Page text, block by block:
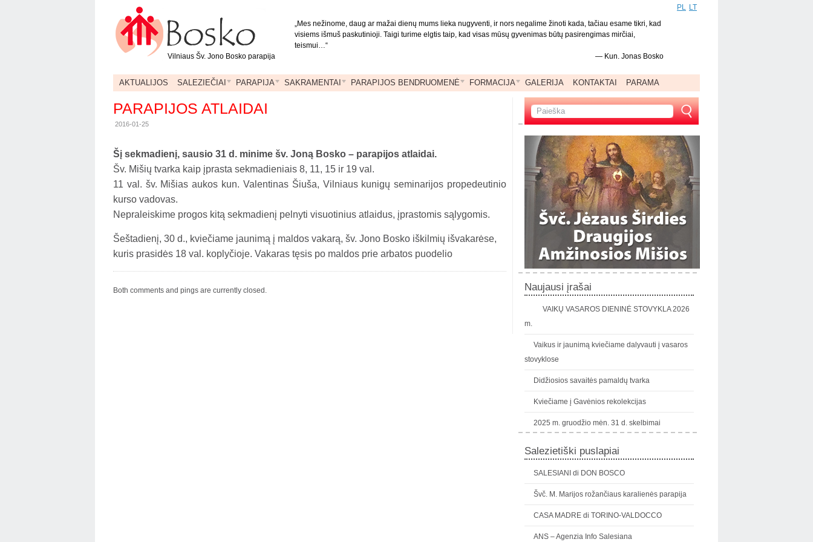
LT
PL
„Mes nežinome, daug ar mažai dienų mums lieka nugyventi, ir nors negalime žinoti kada, tačiau esame tikri, kad
visiems išmuš paskutinioji. Taigi turime elgtis taip, kad visas mūsų gyvenimas būtų pasirengimas mirčiai,
teismui…“
— Kun. Jonas Bosko
Vilniaus Šv. Jono Bosko parapija
AKTUALIJOS SALEZIEČIAI PARAPIJA SAKRAMENTAI PARAPIJOS BENDRUOMENĖ FORMACIJA GALERIJA KONTAKTAI PARAMA
PARAPIJOS ATLAIDAI
2016-01-25
Šį sekmadienį, sausio 31 d. minime šv. Joną Bosko – parapijos atlaidai.
Šv. Mišių tvarka kaip įprasta sekmadieniais 8, 11, 15 ir 19 val.
11 val. šv. Mišias aukos kun. Valentinas Šiuša, Vilniaus kunigų seminarijos propedeutinio
kurso vadovas.
Nepraleiskime progos kitą sekmadienį pelnyti visuotinius atlaidus, įprastomis sąlygomis.
Šeštadienį, 30 d., kviečiame jaunimą į maldos vakarą, šv. Jono Bosko iškilmių išvakarėse,
kuris prasidės 18 val. koplyčioje. Vakaras tęsis po maldos prie arbatos puodelio
Both comments and pings are currently closed. Naujausi įrašai
VAIKŲ VASAROS DIENINĖ STOVYKLA 2026
m.
Vaikus ir jaunimą kviečiame dalyvauti į vasaros
stovyklose
Didžiosios savaitės pamaldų tvarka
Kviečiame į Gavėnios rekolekcijas
2025 m. gruodžio mėn. 31 d. skelbimai
Salezietiški puslapiai
SALESIANI di DON BOSCO
Švč. M. Marijos rožančiaus karalienės parapija
CASA MADRE di TORINO-VALDOCCO
ANS – Agenzia Info Salesiana